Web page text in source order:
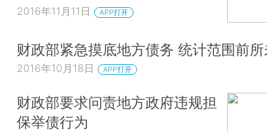
2016年11月11日 APP打开
财政部紧急摸底地方债务 统计范围前
2016年10月18日 APP打开
财政部要求问责地方政府违规担
保举债行为